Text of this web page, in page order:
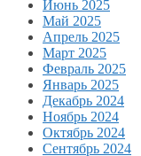
Июнь 2025
Май 2025
Апрель 2025
Март 2025
Февраль 2025
Январь 2025
Декабрь 2024
Ноябрь 2024
Октябрь 2024
Сентябрь 2024